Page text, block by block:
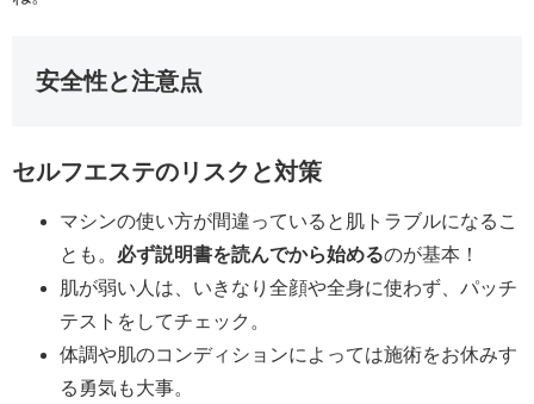
安全性と注意点
セルフエステのリスクと対策
マシンの使い方が間違っていると肌トラブルになるこ
とも。 必ず説明書を読んでから始めるのが基本！
肌が弱い人は、いきなり全顔や全身に使わず、パッチ
テストをしてチェック。
体調や肌のコンディションによっては施術をお休みす
る勇気も大事。